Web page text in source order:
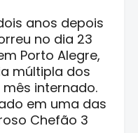
anos depois
no dia 23
Porto Alegre,
múltipla dos
internado.
em uma das
Chefão 3